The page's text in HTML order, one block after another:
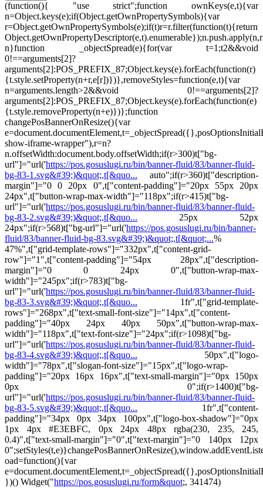
(function(){ "use strict";function ownKeys(e,t){var
n=Object.keys(e);if(Object.getOwnPropertySymbols){var
r=Object.getOwnPropertySymbols(e);if(t)r=r.filter(function(t){return
n}function _objectSpread(e){for(var t=1;t2&&void
0!==arguments[2]?
arguments[2]:POS_PREFIX_87;Object.keys(e).forEach(function(r)
{t.style.setProperty(n+r,e[r])})},removeStyles=function(e,t){var
n=arguments.length>2&&void 0!==arguments[2]?
arguments[2]:POS_PREFIX_87;Object.keys(e).forEach(function(e)
{t.style.removeProperty(n+e)})};function
changePosBannerOnResize(){var
show-iframe-wrapper"),r=n?
n.offsetWidth:document.body.offsetWidth;if(r>300)t["bg-
url"]="url('https://pos.gosuslugi.ru/bin/banner-fluid/83/banner-fluid-
bg-83-1.svg&#39;)&quot;,t[&quo... auto";if(r>360)t["description-
margin"]="0 0 20px 0",t["content-padding"]="20px 55px 20px
24px",t["button-wrap-max-width"]="118px";if(r>415)t["bg-
url"]="url('https://pos.gosuslugi.ru/bin/banner-fluid/83/banner-fluid-
bg-83-2.svg&#39;)&quot;,t[&quo... 25px 52px
24px";if(r>568)t["bg-url"]="url('https://pos.gosuslugi.ru/bin/banner-
fluid/83/banner-fluid-bg-83.svg&#39;)&quot;,t[&quot;...%
47%",t["grid-template-rows"]="332px",t["content-grid-
row"]="1",t["content-padding"]="54px 28px",t["description-
margin"]="0 0 24px 0",t["button-wrap-max-
width"]="245px";if(r>783)t["bg-
url"]="url('https://pos.gosuslugi.ru/bin/banner-fluid/83/banner-fluid-
bg-83-3.svg&#39;)&quot;,t[&quo... 1fr",t["grid-template-
rows"]="268px",t["text-small-font-size"]="14px",t["content-
padding"]="40px 24px 40px 50px",t["button-wrap-max-
width"]="118px",t["text-font-size"]="24px";if(r>1098)t["bg-
url"]="url('https://pos.gosuslugi.ru/bin/banner-fluid/83/banner-fluid-
bg-83-4.svg&#39;)&quot;,t[&quo... 50px",t["logo-
width"]="78px",t["slogan-font-size"]="15px",t["logo-wrap-
padding"]="20px 16px 16px",t["text-small-margin"]="0px 150px
0px 0";if(r>1400)t["bg-
url"]="url('https://pos.gosuslugi.ru/bin/banner-fluid/83/banner-fluid-
bg-83-5.svg&#39;)&quot;,t[&quo... 1fr",t["content-
padding"]="34px 0px 34px 100px",t["logo-box-shadow"]="0px
1px 4px #E3EBFC, 0px 24px 48px rgba(230, 235, 245,
0.4)",t["text-small-margin"]="0",t["text-margin"]="0 140px 12px
oad=function(){var
})() Widget("https://pos.gosuslugi.ru/form&quot;, 341474)